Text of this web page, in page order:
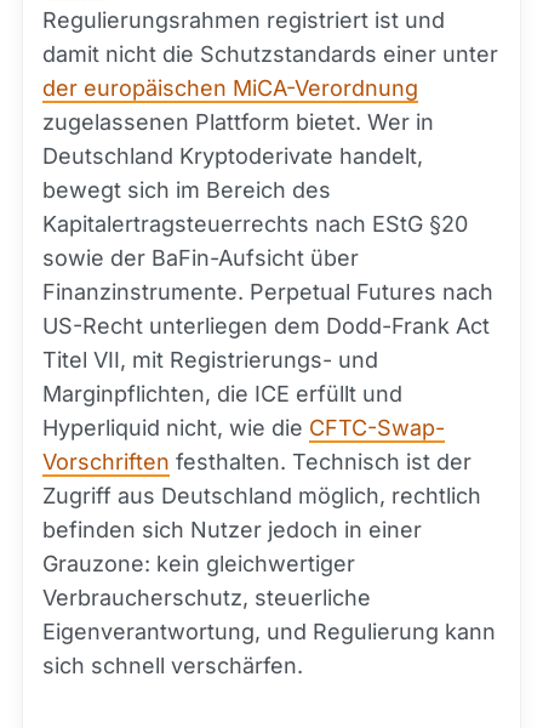
Regulierungsrahmen registriert ist und
damit nicht die Schutzstandards einer unter
der europäischen MiCA-Verordnung
zugelassenen Plattform bietet. Wer in
Deutschland Kryptoderivate handelt,
bewegt sich im Bereich des
Kapitalertragsteuerrechts nach EStG §20
sowie der BaFin-Aufsicht über
Finanzinstrumente. Perpetual Futures nach
US-Recht unterliegen dem Dodd-Frank Act
Titel VII, mit Registrierungs- und
Marginpflichten, die ICE erfüllt und
Hyperliquid nicht, wie die CFTC-Swap-
Vorschriften festhalten. Technisch ist der
Zugriff aus Deutschland möglich, rechtlich
befinden sich Nutzer jedoch in einer
Grauzone: kein gleichwertiger
Verbraucherschutz, steuerliche
Eigenverantwortung, und Regulierung kann
sich schnell verschärfen.